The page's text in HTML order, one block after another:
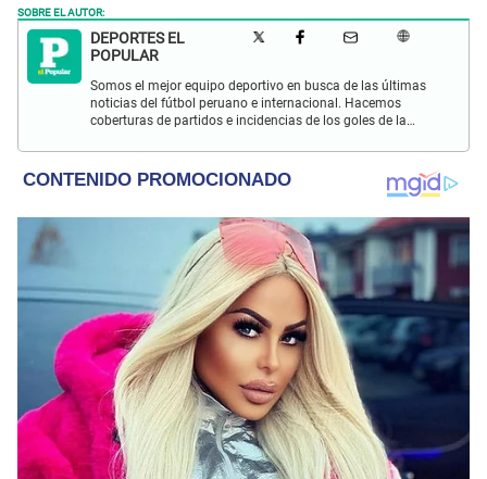
SOBRE EL AUTOR:
DEPORTES EL
POPULAR
Somos el mejor equipo deportivo en busca de las últimas
noticias del fútbol peruano e internacional. Hacemos
coberturas de partidos e incidencias de los goles de la
eventos deportivos.